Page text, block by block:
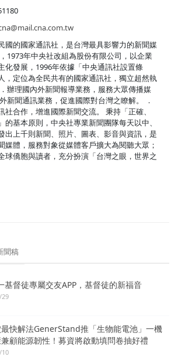
國的國家通訊社，是台灣最具影響力的新聞媒
1973年中央社改組為股份有限公司，以企業
化發展，1996年依據「中央通訊社設置條
，定位為全民共有的國家通訊社，獨立超然執
辦理國內外新聞報導業務，服務大眾傳播媒
新聞通訊業務，促進國際對台灣之瞭解。 ．
社合作，增進國際新聞交流。 秉持「正確、
的基本原則，中央社專業新聞團隊每天以中、
出上千則新聞、照片、圖表、影音與資訊，是
媒體，服務對象從媒體客戶擴大為閱聽大眾；
球僑胞與讀者，充分扮演「台灣之眼，世界之
聞稿
基督徒專屬交友APP，基督徒的新福音
29
快解法GenerStand推「生物能電池」一機
顧能源韌性！募資將啟動填問卷抽好禮
10